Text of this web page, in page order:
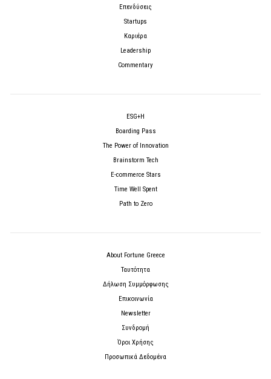
Επενδύσεις
Startups
Καριέρα
Leadership
Commentary
ESG+H
Boarding Pass
The Power of Innovation
Brainstorm Tech
E-commerce Stars
Time Well Spent
Path to Zero
About Fortune Greece
Ταυτότητα
Δήλωση Συμμόρφωσης
Επικοινωνία
Newsletter
Συνδρομή
Όροι Χρήσης
Προσωπικά Δεδομένα